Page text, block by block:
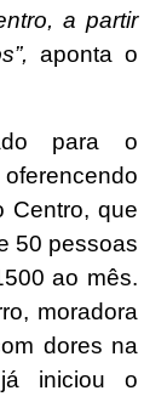
a partir
aponta o
para o
Centro, que
50 pessoas
ao mês.
moradora
dores na
iniciou o